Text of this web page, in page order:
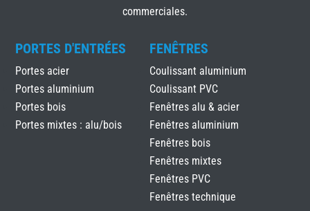
commerciales.
PORTES D'ENTRÉES
Portes acier
Portes aluminium
Portes bois
Portes mixtes : alu/bois
FENÊTRES
Coulissant aluminium
Coulissant PVC
Fenêtres alu & acier
Fenêtres aluminium
Fenêtres bois
Fenêtres mixtes
Fenêtres PVC
Fenêtres technique